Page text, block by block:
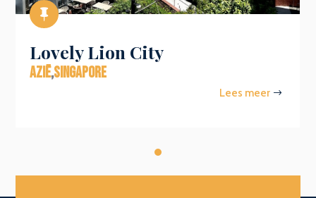

Lovely Lion City
AZIË,SINGAPORE
Lees meer $